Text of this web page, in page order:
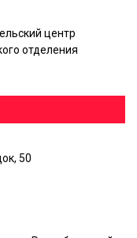
центр
отделения
50